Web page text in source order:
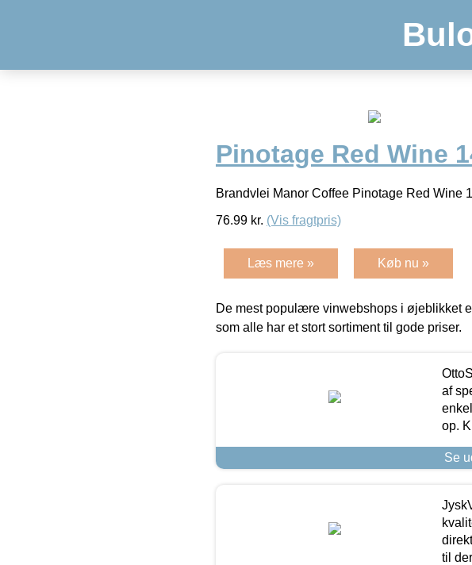
Pinotage Red Wine
Brandvlei Manor Coffee Pinotage Red Wine
76.99 kr. (Vis fragtpris)
Læs mere » Køb nu »
De mest populære vinwebshops i øjeblikket
som alle har et stort sortiment til gode priser.
af
op.
Se
til